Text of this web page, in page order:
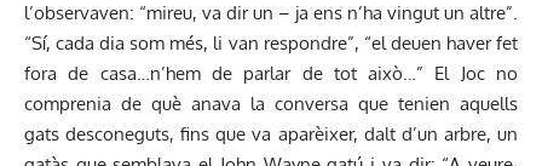
l’observaven: “mireu, va dir un – ja ens n’ha vingut un altre”.
“Sí, cada dia som més, li van respondre”, “el deuen haver fet
fora de casa…n’hem de parlar de tot això…” El Joc no
comprenia de què anava la conversa que tenien aquells
gats desconeguts, fins que va aparèixer, dalt d’un arbre, un